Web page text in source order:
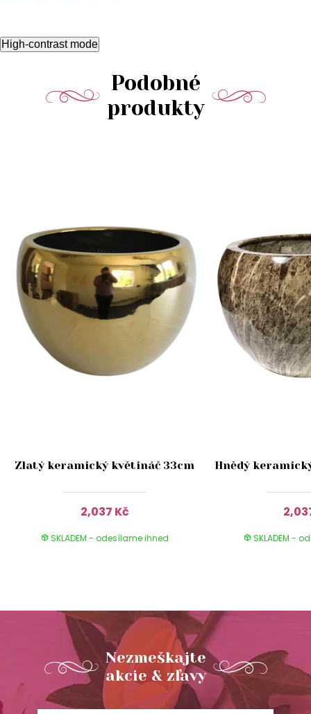
High-contrast mode
Podobné
produkty
Zlatý keramický květináč 33cm
2,037 Kč
SKLADEM - odesílame ihned
Hnědý
SKLADEM -
Nezmeškajte
akcie & zľavy